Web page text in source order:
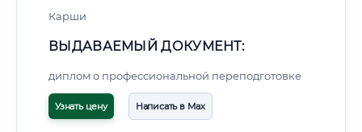
Карши
ВЫДАВАЕМЫЙ ДОКУМЕНТ:
диплом о профессиональной переподготовке
Узнать цену Написать в Max